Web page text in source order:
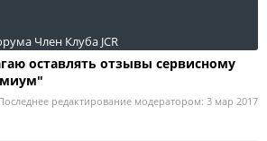
Член Клуба JCR
оставлять отзывы сервисному
редактирование модератором: 3 мар 2017